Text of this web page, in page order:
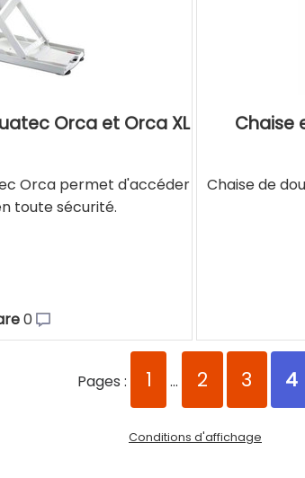
Orca et Orca XL
Orca permet d'accéder
toute sécurité.
0
Chaise
Chaise de
Pages : 1 ... 2 3 4
Conditions d'affichage